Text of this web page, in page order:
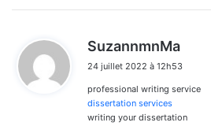
SuzannmnMa
t
24 juillet 2022 à 12h53
professional writing service
dissertation services
writing your dissertation